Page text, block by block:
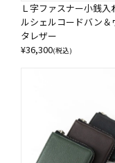
Ｌ字ファスナー小銭入
ルシェルコードバン＆
タレザー
¥36,300(税込)